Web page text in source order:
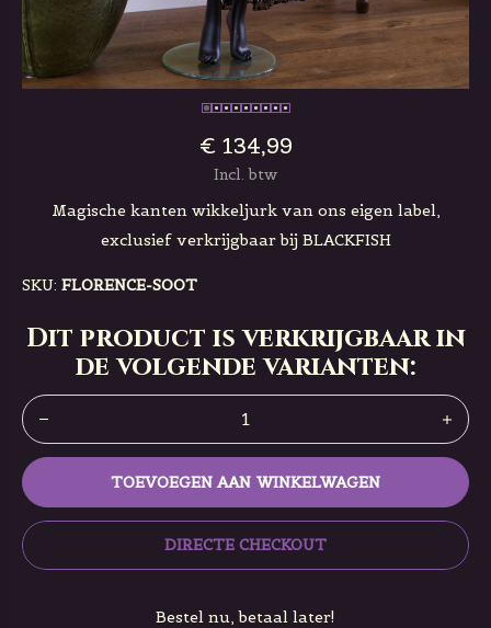
€ 134,99
Incl. btw
Magische kanten wikkeljurk van ons eigen label,
exclusief verkrijgbaar bij BLACKFISH
SKU: FLORENCE-SOOT
Dit product is verkrijgbaar in
de volgende varianten:
TOEVOEGEN AAN WINKELWAGEN
DIRECTE CHECKOUT
Bestel nu, betaal later!